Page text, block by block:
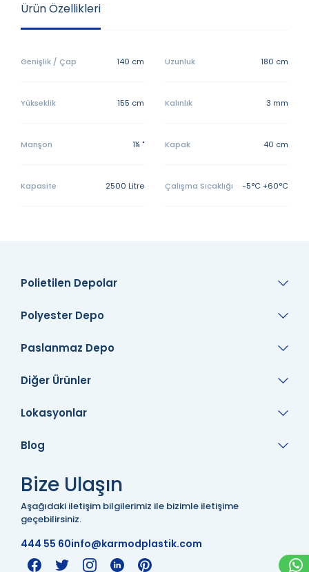
Ürün Özellikleri
Genişlik / Çap 140 cm Uzunluk 180 cm
Yükseklik 155 cm Kalınlık 3 mm
Manşon 1¼ " Kapak 40 cm
Kapasite 2500 Litre Çalışma Sıcaklığı -5°C +60°C
Polietilen Depolar
Polyester Depo
Paslanmaz Depo
Diğer Ürünler
Lokasyonlar
Bize Ulaşın
Aşağıdaki iletişim bilgilerimiz ile bizimle iletişime
geçebilirsiniz.
444 55 60info@karmodplastik.com
Blog